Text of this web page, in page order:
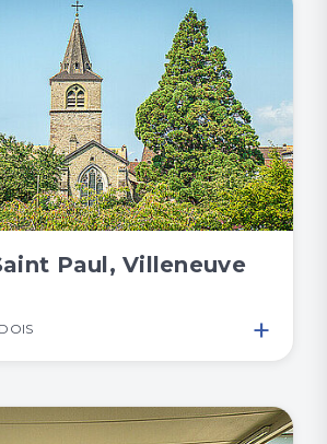
Paul, Villeneuve
+